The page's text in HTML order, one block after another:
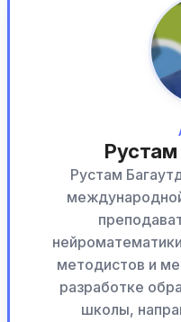
Рустам
Рустам
методистов и
разработке
школы,